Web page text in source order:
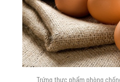
Trứng thực phẩm phòng